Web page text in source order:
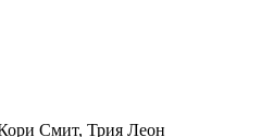
Смит, Трия Леон